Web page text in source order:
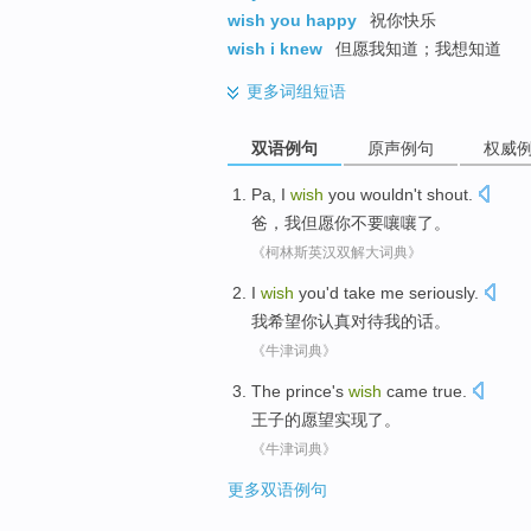
wish you happy
祝你快乐
wish i knew
但愿我知道；我想知道
更多词组短语
双语例句 原声例句 权威
Pa, I wish you wouldn't shout.
爸 ， 我但愿你不要嚷嚷了。
《柯林斯英汉双解大词典》
I wish you'd take me seriously.
我希望你认真对待我的话。
《牛津词典》
The prince's wish came true
王子的愿望实现了。
《牛津词典》
更多双语例句